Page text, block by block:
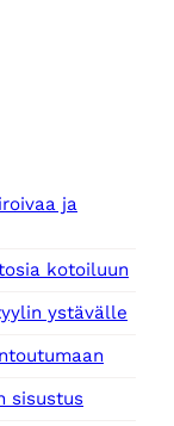
ja
kotoiluun
ystävälle
sisustus